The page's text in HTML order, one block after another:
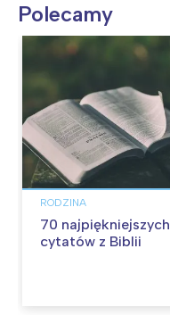
Polecamy
RODZINA
70 najpiękniejszych
cytatów z Biblii